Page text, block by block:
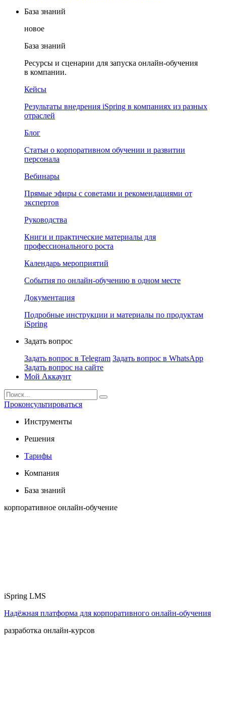
База знаний
новое
База знаний
Ресурсы и сценарии для запуска онлайн-обучения
в компании.
Кейсы
Результаты внедрения iSpring в компаниях из разных
отраслей
Блог
Статьи о корпоративном обучении и развитии
персонала
Вебинары
Прямые эфиры с советами и рекомендациями от
экспертов
Руководства
Книги и практические материалы для
профессионального роста
Календарь мероприятий
События по онлайн-обучению в одном месте
Документация
Подробные инструкции и материалы по продуктам
iSpring
Задать вопрос
Задать вопрос в Telegram Задать вопрос в WhatsApp
Задать вопрос на сайте
Мой Аккаунт
Проконсультироваться
Инструменты
Решения
Тарифы
Компания
База знаний
корпоративное онлайн-обучение
iSpring LMS
Надёжная платформа для корпоративного онлайн‑обучения
разработка онлайн-курсов